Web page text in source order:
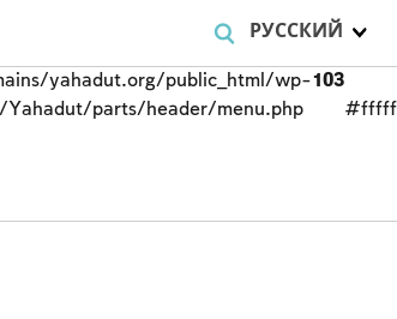
РУССКИЙ
yahadut.org/public_html/wp-
parts/header/menu.php
103